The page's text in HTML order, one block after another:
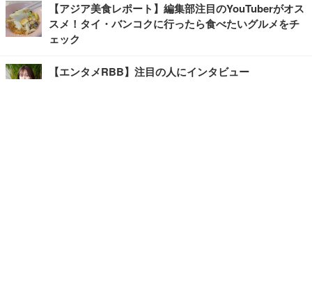
【アジア美食レポート】編集部注目のYouTuberがオス
スメ！タイ・バンコクに行ったら食べたいグルメをチ
ェック
【エンタメRBB】注目の人にインタビュー